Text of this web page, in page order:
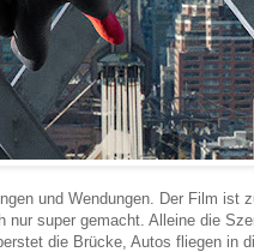
und Wendungen. Der Film ist
super gemacht. Alleine die
die Brücke, Autos fliegen in